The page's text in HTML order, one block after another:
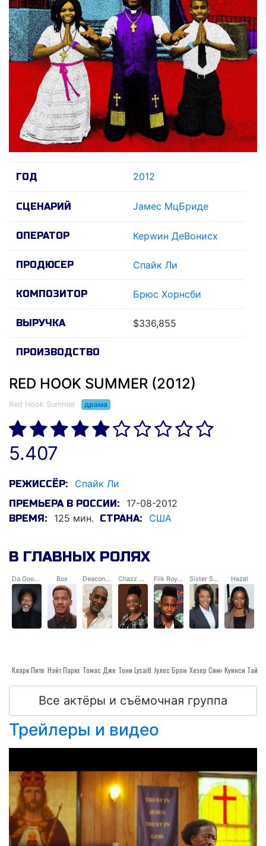
ГОД 2012
СЦЕНАРИЙ Jамес МцБриде
ОПЕРАТОР Керwин ДеВонисх
ПРОДЮСЕР Спайк Ли
КОМПОЗИТОР Брюс Хорнсби
ВЫРУЧКА $336,855
ПРОИЗВОДСТВО
RED HOOK SUMMER (2012)
Red Hook Summer драма
5.407
РЕЖИССЁР: Спайк Ли
ПРЕМЬЕРА В РОССИИ: 17-08-2012
ВРЕМЯ: 125 мин. СТРАНА: США
В ГЛАВНЫХ РОЛЯХ
Da Good Bishop Enoch Rouse
Кларк Питерс
Box
Нэйт Паркер
Deacon Zee
Томас Джефферсон Берд
Chazz Morningstar
Тони Lysaith
Flik Royale
Jулес Броwн
Sister Sharon Morningstar
Хезер Симс
Hazel
Все актёры и съёмочная группа
Трейлеры и видео